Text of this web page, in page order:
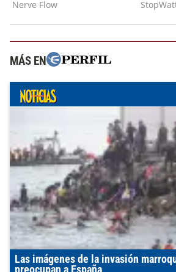
MÁS EN
Las imágenes de la invasión
preocupan a España